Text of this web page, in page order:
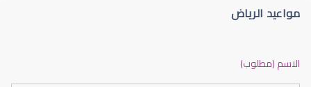
مواعيد الرياض
الاسم (مطلوب)